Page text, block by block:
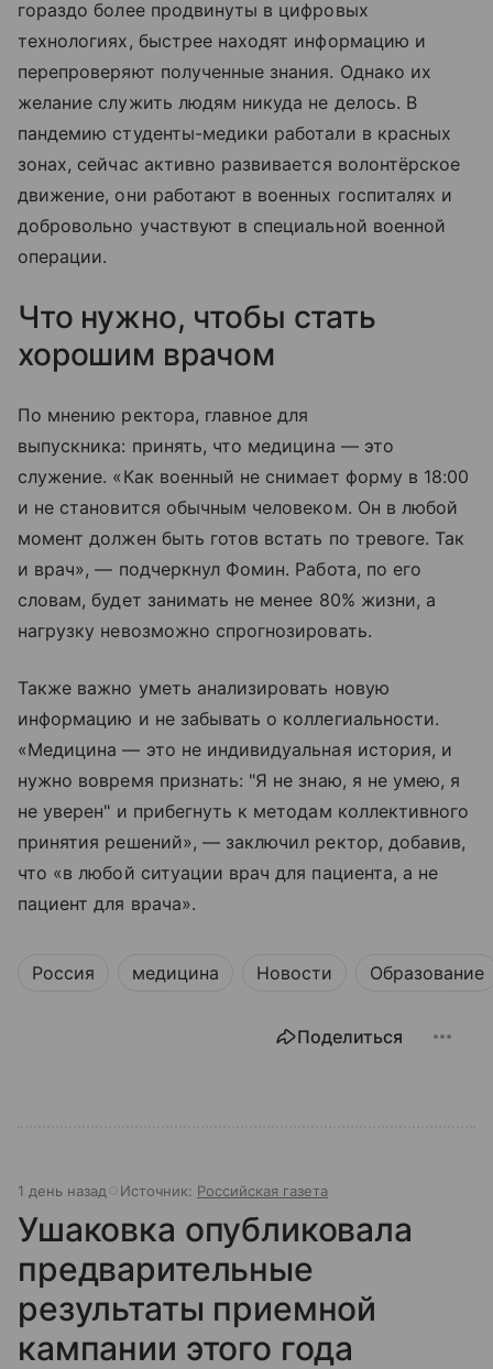
гораздо более продвинуты в цифровых
технологиях, быстрее находят информацию и
перепроверяют полученные знания. Однако их
желание служить людям никуда не делось. В
пандемию студенты-медики работали в красных
зонах, сейчас активно развивается волонтёрское
движение, они работают в военных госпиталях и
добровольно участвуют в специальной военной
операции.
Что нужно, чтобы стать
хорошим врачом
По мнению ректора, главное для
выпускника: принять, что медицина — это
служение. «Как военный не снимает форму в 18:00
и не становится обычным человеком. Он в любой
момент должен быть готов встать по тревоге. Так
и врач», — подчеркнул Фомин. Работа, по его
словам, будет занимать не менее 80% жизни, а
нагрузку невозможно спрогнозировать.
Также важно уметь анализировать новую
информацию и не забывать о коллегиальности.
«Медицина — это не индивидуальная история, и
нужно вовремя признать: "Я не знаю, я не умею, я
не уверен" и прибегнуть к методам коллективного
принятия решений», — заключил ректор, добавив,
что «в любой ситуации врач для пациента, а не
пациент для врача».
Россия медицина Новости Образование
Поделиться
1 день назад Источник: Российская газета
Ушаковка опубликовала
предварительные
результаты приемной
кампании этого года